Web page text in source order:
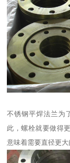
不锈钢平焊法兰为
此，螺栓就要做得
意味着需要直径更大